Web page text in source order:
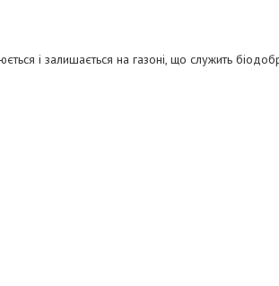
і залишається на газоні, що служить